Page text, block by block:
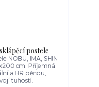
postele
NOBU, IMA, SHIN
cm. Příjemná
a HR pěnou,
tuhostí.